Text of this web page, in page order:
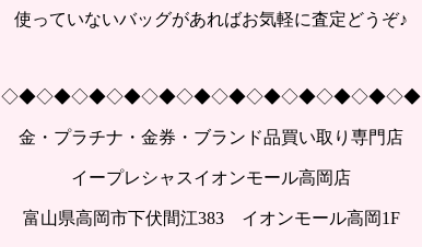
使っていないバッグがあればお気軽に査定どうぞ♪
◇◆◇◆◇◆◇◆◇◆◇◆◇◆◇◆◇◆◇◆◇◆◇◆
金・プラチナ・金券・ブランド品買い取り専門店
イープレシャスイオンモール高岡店
富山県高岡市下伏間江383 イオンモール高岡1F